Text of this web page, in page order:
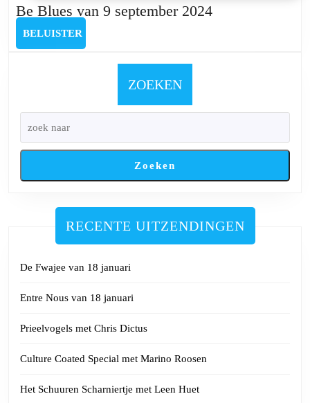
Be Blues van 9 september 2024Be
BELUISTER
ZOEKEN
Zoeken
RECENTE UITZENDINGEN
De Fwajee van 18 januari
Entre Nous van 18 januari
Prieelvogels met Chris Dictus
Culture Coated Special met Marino Roosen
Het Schuuren Scharniertje met Leen Huet